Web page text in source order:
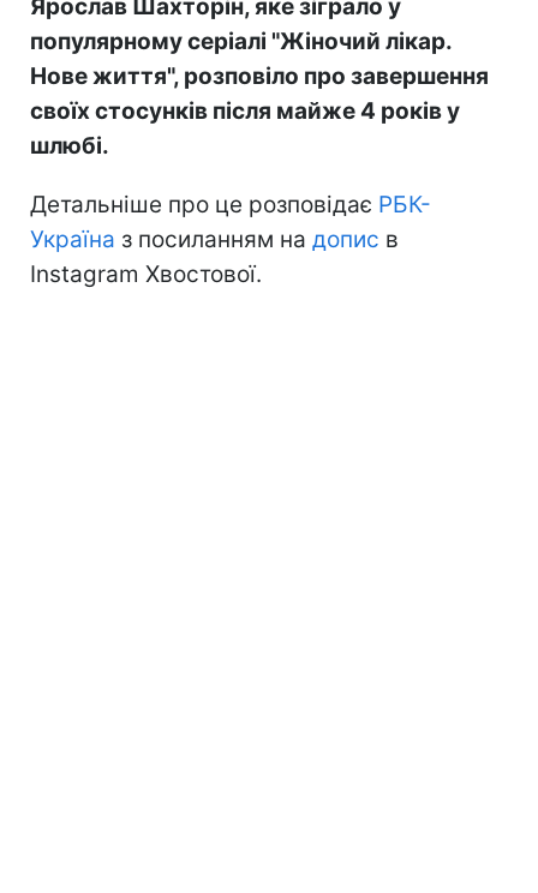
Ярослав Шахторін, яке зіграло у
популярному серіалі "Жіночий лікар.
Нове життя", розповіло про завершення
своїх стосунків після майже 4 років у
шлюбі.
Детальніше про це розповідає РБК-
Україна з посиланням на допис в
Instagram Хвостової.